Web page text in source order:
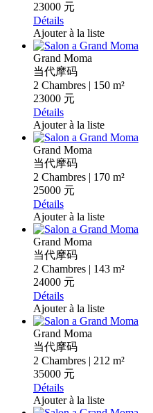
23000 元
Détails
Ajouter à la liste
Grand Moma
当代摩码
2 Chambres | 150 m²
23000 元
Détails
Ajouter à la liste
Grand Moma
当代摩码
2 Chambres | 170 m²
25000 元
Détails
Ajouter à la liste
Grand Moma
当代摩码
2 Chambres | 143 m²
24000 元
Détails
Ajouter à la liste
Grand Moma
当代摩码
2 Chambres | 212 m²
35000 元
Détails
Ajouter à la liste